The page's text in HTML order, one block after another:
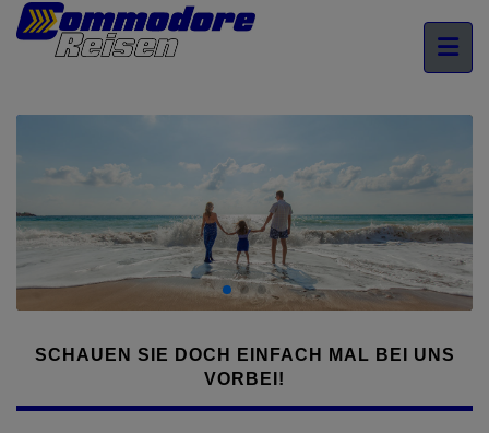
SCHAUEN SIE DOCH EINFACH MAL BEI UNS
VORBEI!